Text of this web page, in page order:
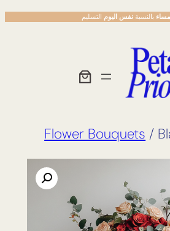
بالنسبةنفس اليوم التسليم
Flower Bouquets /